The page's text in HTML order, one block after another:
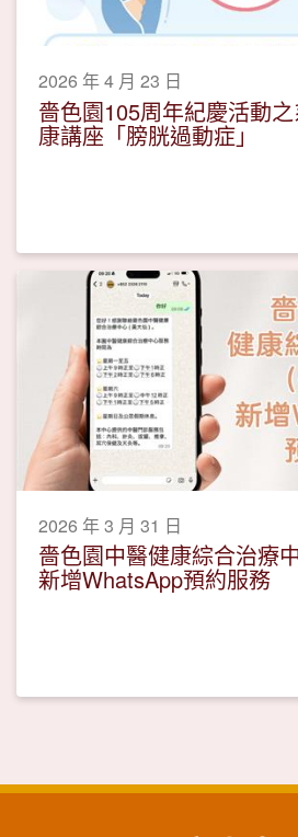
2026 年 4 月 23 日
嗇色園105周年紀慶活動
康講座「膀胱過動症」
2026 年 3 月 31 日
嗇色園中醫健康綜合治療
新增WhatsApp預約服務